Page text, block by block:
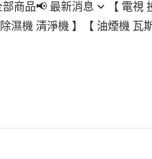
部商品📢 最新消息 【 電視
除濕機 清淨機 】
【 油煙機 瓦